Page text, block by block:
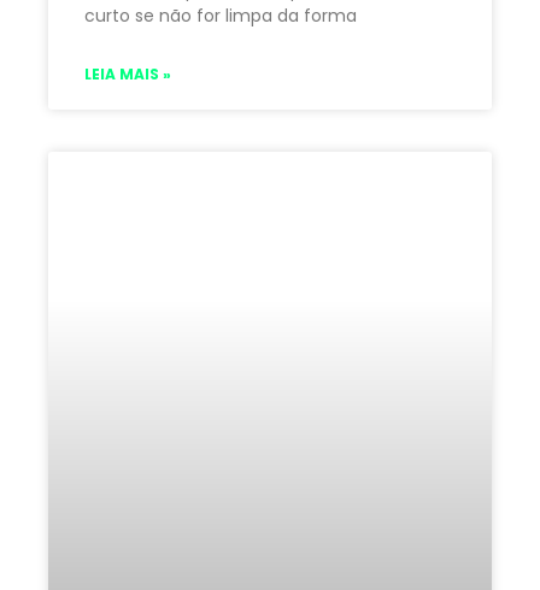
curto se não for limpa da forma
LEIA MAIS »